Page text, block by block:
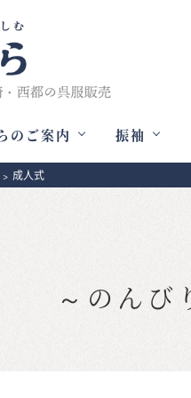
のご案内 振袖
> 成人式
～のん